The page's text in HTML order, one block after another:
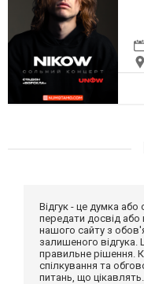
Відгук - це думка
передати досвід
нашого сайту з
залишеного
правильне рішення.
спілкування та
питань, що цікавлять.